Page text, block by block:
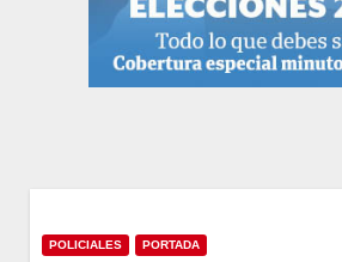
POLICIALES PORTADA